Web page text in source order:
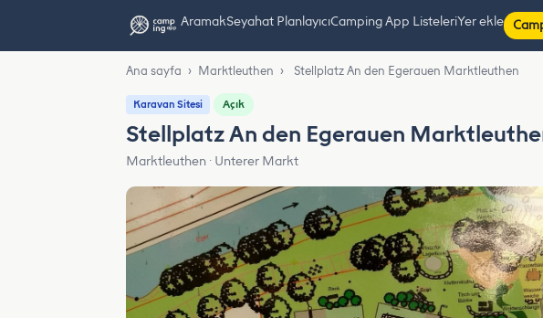
AramakSeyahat PlanlayıcıCamping App ListeleriYer ekle
Ana sayfa › Marktleuthen › Stellplatz An den Egerauen Marktleuthen
Karavan Sitesi Açık
Stellplatz An den Egerauen
Marktleuthen · Unterer Markt